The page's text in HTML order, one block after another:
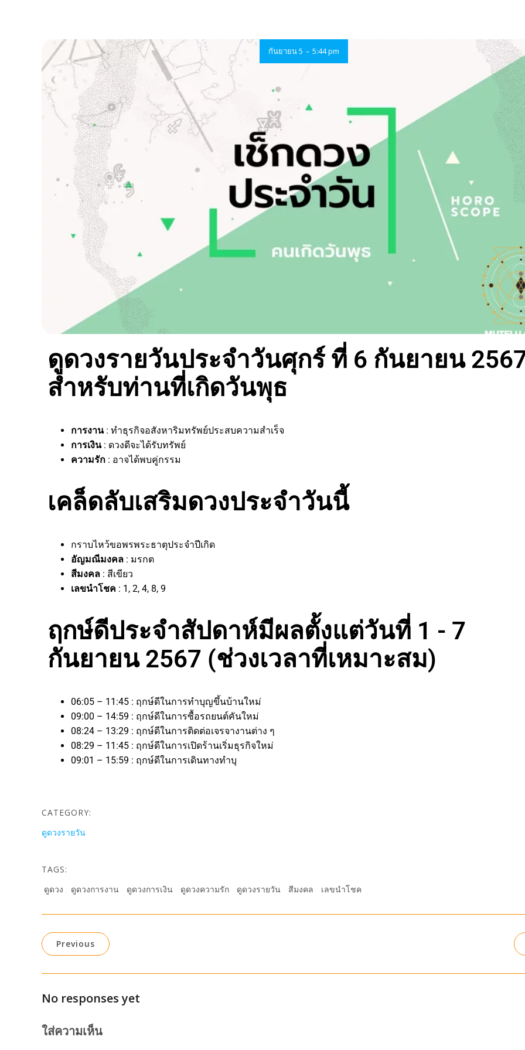
กันยายน 5 - 5:44 pm
ดูดวงรายวันประจำวันศุกร์ ที่ 6 กันยายน
สำหรับท่านที่เกิดวันพุธ
การงาน: ทำธุรกิจอสังหาริมทรัพย์ประสบความสำเร็จ
การเงิน: ดวงดีจะได้รับทรัพย์
ความรัก : อาจได้พบคู่กรรม
เคล็ดลับเสริมดวงประจำวันนี้
กราบไหว้ขอพรพระธาตุประจำปีเกิด
อัญมณีมงคล : มรกต
สีมงคล : สีเขียว
เลขนำโชค : 1, 2, 4, 8, 9
ฤกษ์ดีประจำสัปดาห์มีผลตั้งแต่วันที่ 1 - 7
กันยายน 2567 (ช่วงเวลาที่เหมาะสม)
06:05 – 11:45 : ฤกษ์ดีในการทำบุญขึ้นบ้านใหม่
09:00 – 14:59 : ฤกษ์ดีในการซื้อรถยนต์คันใหม่
08:24 – 13:29 : ฤกษ์ดีในการติดต่อเจรจางานต่าง ๆ
08:29 – 11:45 : ฤกษ์ดีในการเปิดร้านเริ่มธุรกิจใหม่
09:01 – 15:59 : ฤกษ์ดีในการเดินทางทำบุ
CATEGORY:
ดูดวงรายวัน
TAGS:
ดูดวง
ดูดวงการงาน ดูดวงการเงิน ดูดวงความรัก ดูดวงรายวัน สีมงคล เลขนำโชค
Previous
No responses yet
ใส่ความเห็น